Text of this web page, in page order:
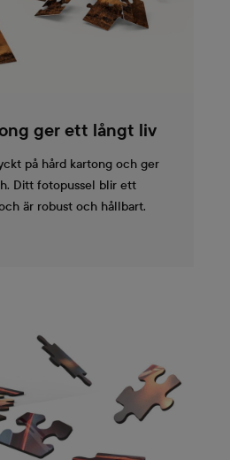
ger ett långt liv
på hård kartong och ger
Ditt fotopussel blir ett
är robust och hållbart.